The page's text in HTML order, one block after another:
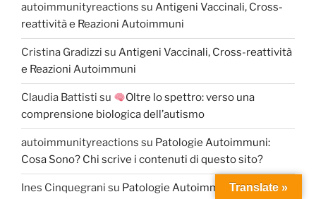
autoimmunityreactions su Antigeni Vaccinali, Cross-
reattività e Reazioni Autoimmuni
Cristina Gradizzi su Antigeni Vaccinali, Cross-reattività
e Reazioni Autoimmuni
Claudia Battisti su
Oltre lo spettro: verso una
comprensione biologica dell’autismo
autoimmunityreactions su Patologie Autoimmuni:
Cosa Sono? Chi scrive i contenuti di questo sito?
Ines Cinquegrani su Patologie Autoimmuni: Cosa
Translate »